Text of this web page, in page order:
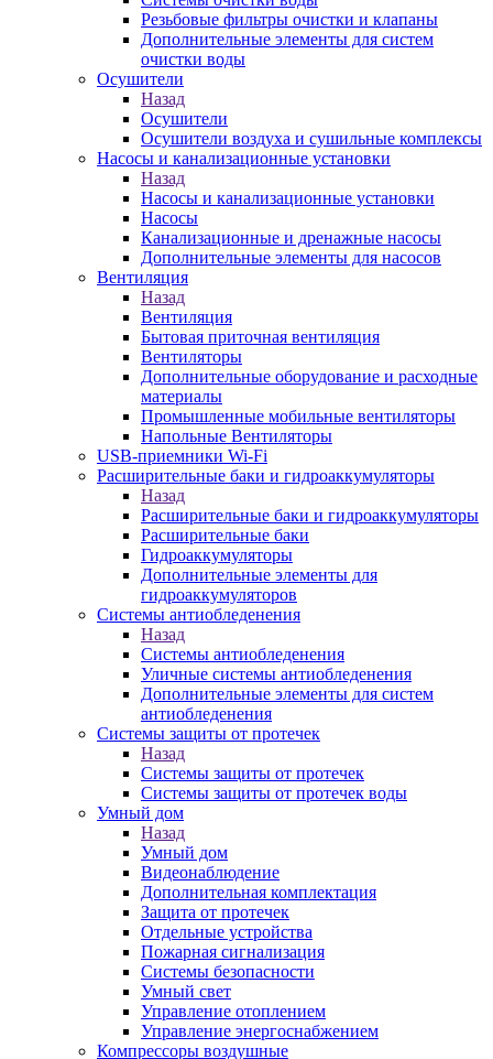
Резьбовые фильтры очистки и клапаны
Дополнительные элементы для систем
очистки воды
Осушители
Назад
Осушители
Осушители воздуха и сушильные комплексы
Насосы и канализационные установки
Назад
Насосы и канализационные установки
Насосы
Канализационные и дренажные насосы
Дополнительные элементы для насосов
Вентиляция
Назад
Вентиляция
Бытовая приточная вентиляция
Вентиляторы
Дополнительные оборудование и расходные
материалы
Промышленные мобильные вентиляторы
Напольные Вентиляторы
USB-приемники Wi-Fi
Расширительные баки и гидроаккумуляторы
Назад
Расширительные баки и гидроаккумуляторы
Расширительные баки
Гидроаккумуляторы
Дополнительные элементы для
гидроаккумуляторов
Системы антиобледенения
Назад
Системы антиобледенения
Уличные системы антиобледенения
Дополнительные элементы для систем
антиобледенения
Системы защиты от протечек
Назад
Системы защиты от протечек
Системы защиты от протечек воды
Умный дом
Назад
Умный дом
Видеонаблюдение
Дополнительная комплектация
Защита от протечек
Отдельные устройства
Пожарная сигнализация
Системы безопасности
Умный свет
Управление отоплением
Управление энергоснабжением
Компрессоры воздушные